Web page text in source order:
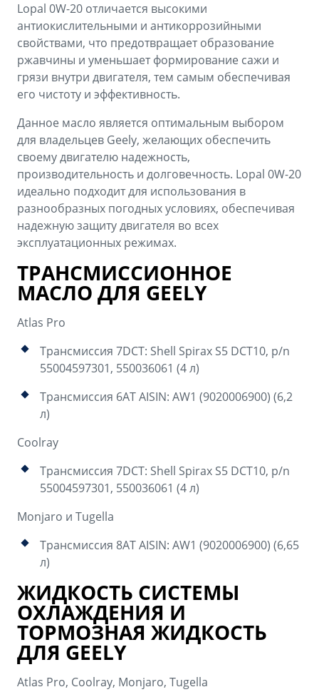
Lopal 0W-20 отличается высокими
антиокислительными и антикоррозийными
свойствами, что предотвращает образование
ржавчины и уменьшает формирование сажи и
грязи внутри двигателя, тем самым обеспечивая
его чистоту и эффективность.
Данное масло является оптимальным выбором
для владельцев Geely, желающих обеспечить
своему двигателю надежность,
производительность и долговечность. Lopal 0W-20
идеально подходит для использования в
разнообразных погодных условиях, обеспечивая
надежную защиту двигателя во всех
эксплуатационных режимах.
ТРАНСМИССИОННОЕ
МАСЛО ДЛЯ GEELY
Atlas Pro
Трансмиссия 7DCT: Shell Spirax S5 DCT10, p/n
55004597301, 550036061 (4 л)
Трансмиссия 6AT AISIN: AW1 (9020006900) (6,2
л)
Coolray
Трансмиссия 7DCT: Shell Spirax S5 DCT10, p/n
55004597301, 550036061 (4 л)
Monjaro и Tugella
Трансмиссия 8AT AISIN: AW1 (9020006900) (6,65
л)
ЖИДКОСТЬ СИСТЕМЫ
ОХЛАЖДЕНИЯ И
ТОРМОЗНАЯ ЖИДКОСТЬ
ДЛЯ GEELY
Atlas Pro, Coolray, Monjaro, Tugella